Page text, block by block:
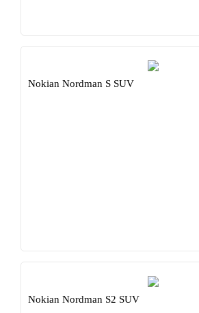
Nokian Nordman S SUV
Nokian Nordman S2 SUV